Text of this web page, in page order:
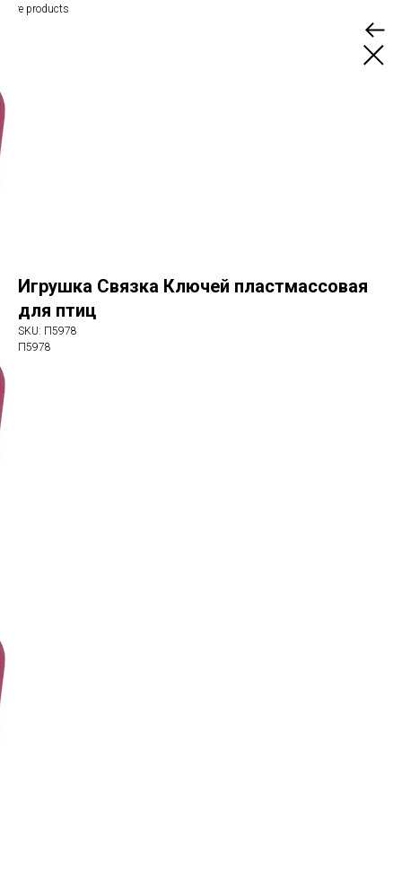
More products
Игрушка Связка Ключей пластмассовая
для птиц
SKU: П5978
П5978